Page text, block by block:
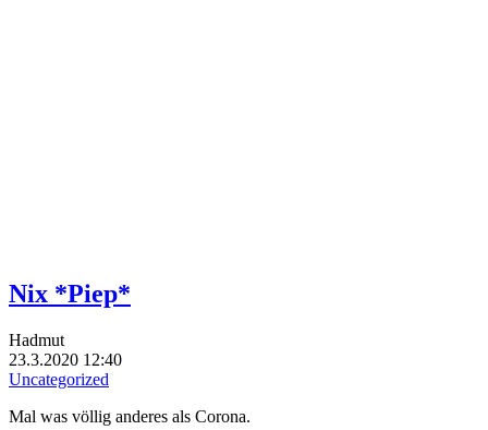
Nix *Piep*
Hadmut
23.3.2020 12:40
Uncategorized
Mal was völlig anderes als Corona.